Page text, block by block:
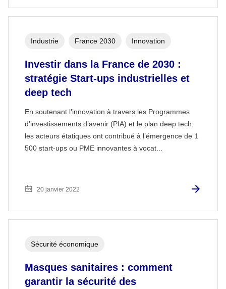
Investir dans la France de 2030 :
stratégie Start-ups industrielles et
deep tech
En soutenant l’innovation à travers les Programmes
d’investissements d’avenir (PIA) et le plan deep tech,
les acteurs étatiques ont contribué à l’émergence de 1
500 start-ups ou PME innovantes à vocat...
Industrie France 2030 Innovation
20 janvier 2022
Masques sanitaires : comment
garantir la sécurité des
Sécurité économique